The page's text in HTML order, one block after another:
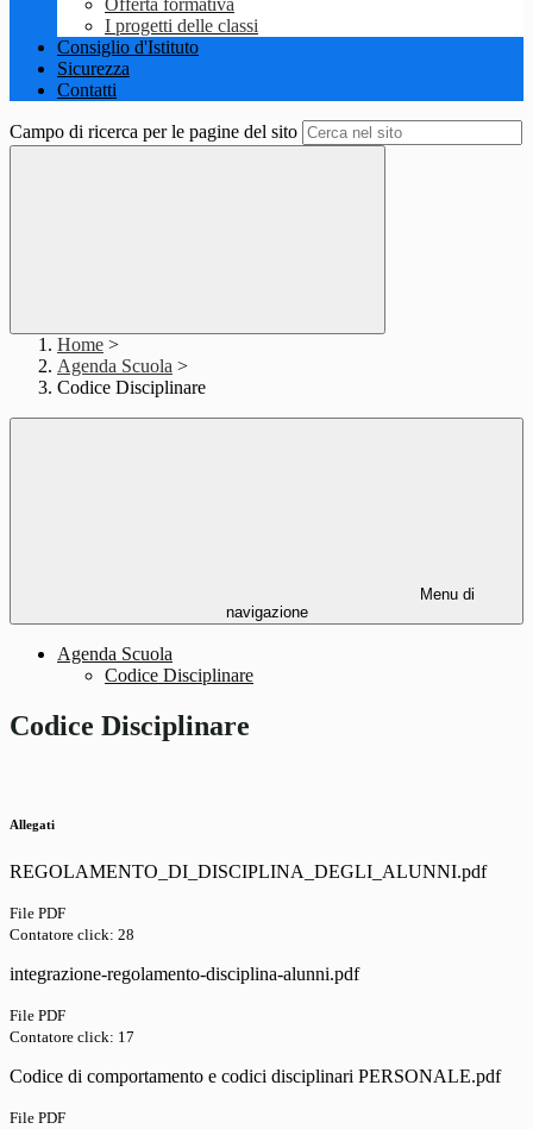
Offerta formativa
I progetti delle classi
Consiglio d'Istituto
Sicurezza
Contatti
Campo di ricerca per le pagine del sito
Home >
Agenda Scuola >
Codice Disciplinare
Menu di
navigazione
Agenda Scuola
Codice Disciplinare
Codice Disciplinare
Allegati
REGOLAMENTO_DI_DISCIPLINA_DEGLI_ALUNNI.pdf
File PDF
Contatore click: 28
integrazione-regolamento-disciplina-alunni.pdf
File PDF
Contatore click: 17
Codice di comportamento e codici disciplinari PERSONALE.pdf
File PDF